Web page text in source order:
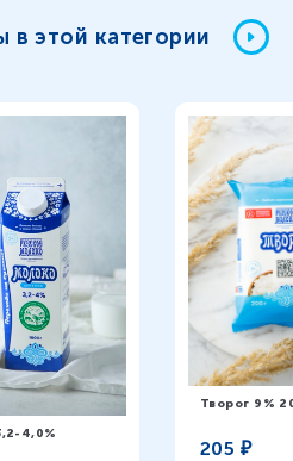
в этой категории
4,0%
Творог 9%
205 ₽